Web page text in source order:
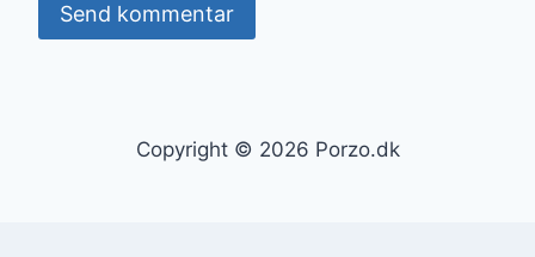
Copyright © 2026 Porzo.dk